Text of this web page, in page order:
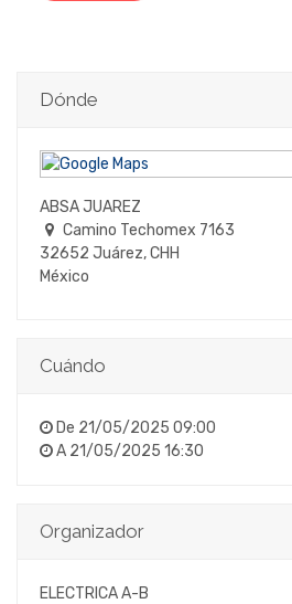
Dónde
ABSA JUAREZ
Camino Techomex 7163
32652 Juárez, CHH
México
Cuándo
De 21/05/2025 09:00
A 21/05/2025 16:30
Organizador
ELECTRICA A-B